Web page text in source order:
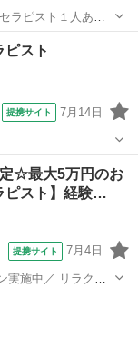
生モノの技術を身に
ピスト
提携サイト 7月14日
15:00~23:00 月/
☆最大5万円のお
ピスト】経験…
提携サイト 7月4日